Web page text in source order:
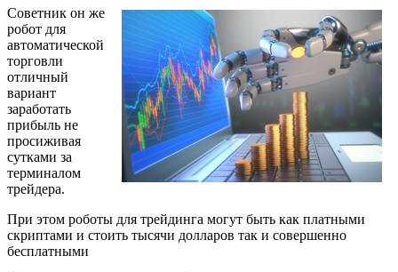
Советник он же
робот для
автоматической
торговли
отличный
вариант
заработать
прибыль не
просиживая
сутками за
терминалом
трейдера.
При этом роботы для трейдинга могут быть как платными
скриптами и стоить тысячи долларов так и совершенно
бесплатными